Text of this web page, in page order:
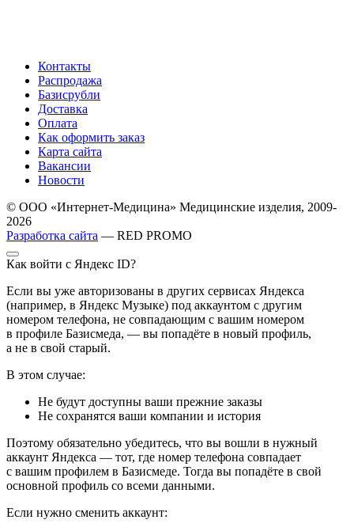
Контакты
Распродажа
Базисрубли
Доставка
Оплата
Как оформить заказ
Карта сайта
Вакансии
Новости
© ООО «Интернет-Медицина» Медицинские изделия, 2009-
2026
Разработка сайта — RED PROMO
Как войти с Яндекс ID?
Если вы уже авторизованы в других сервисах Яндекса
(например, в Яндекс Музыке) под аккаунтом с другим
номером телефона, не совпадающим с вашим номером
в профиле Базисмеда, — вы попадёте в новый профиль,
а не в свой старый.
В этом случае:
Не будут доступны ваши прежние заказы
Не сохранятся ваши компании и история
Поэтому обязательно убедитесь, что вы вошли в нужный
аккаунт Яндекса — тот, где номер телефона совпадает
с вашим профилем в Базисмеде. Тогда вы попадёте в свой
основной профиль со всеми данными.
Если нужно сменить аккаунт: